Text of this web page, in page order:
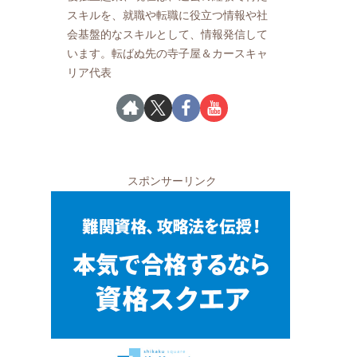
スキルを、就職や転職に役立つ情報や社
会基盤的なスキルとして、情報発信して
います。転ばぬ先の寺子屋＆カースキャ
リア代表
スポンサーリンク